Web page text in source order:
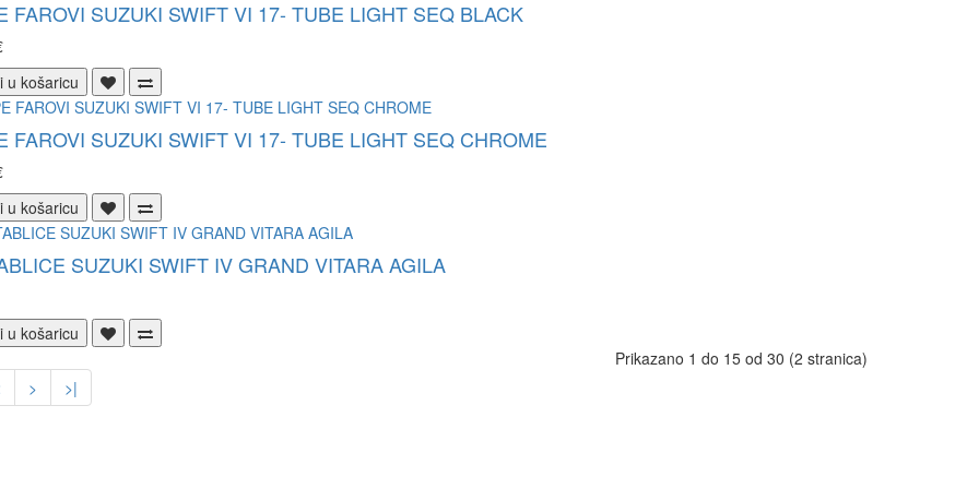
FAROVI SUZUKI SWIFT VI 17- TUBE LIGHT SEQ BLACK
u košaricu
FAROVI SUZUKI SWIFT VI 17- TUBE LIGHT SEQ CHROME
u košaricu
SUZUKI SWIFT IV GRAND VITARA AGILA
u košaricu
> >|
Prikazano 1 do 15 od 30 (2 stranica)